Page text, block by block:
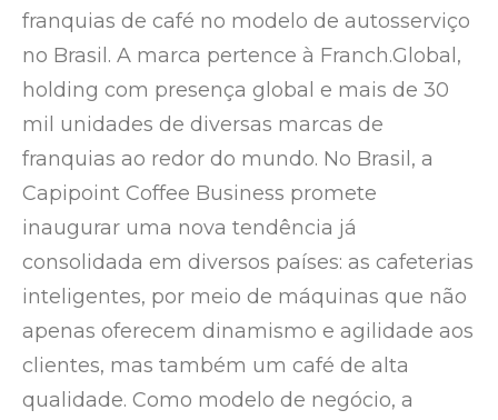
franquias de café no modelo de autosserviço
no Brasil. A marca pertence à Franch.Global,
holding com presença global e mais de 30
mil unidades de diversas marcas de
franquias ao redor do mundo. No Brasil, a
Capipoint Coffee Business promete
inaugurar uma nova tendência já
consolidada em diversos países: as cafeterias
inteligentes, por meio de máquinas que não
apenas oferecem dinamismo e agilidade aos
clientes, mas também um café de alta
qualidade. Como modelo de negócio, a